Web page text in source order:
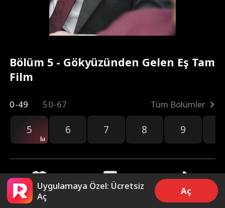
Bölüm 5 - Gökyüzünden Gelen Eş Tam
Film
0-49 50-67 Tüm Bölümler
5 6 7 8 9
12.4k Paylaş
Uygulamaya Özel: Ücretsiz
Aç
Aç